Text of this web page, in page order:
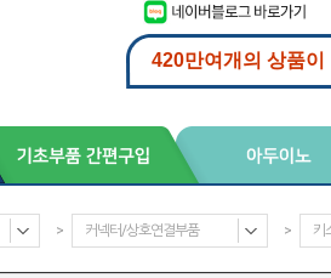
> 커넥터/상호연결부품 > 키